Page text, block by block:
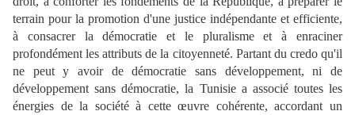
terrain pour la promotion d'une justice indépendante et efficiente,
à consacrer la démocratie et le pluralisme et à enraciner
profondément les attributs de la citoyenneté. Partant du credo qu'il
ne peut y avoir de démocratie sans développement, ni de
développement sans démocratie, la Tunisie a associé toutes les
énergies de la société à cette œuvre cohérente, accordant un